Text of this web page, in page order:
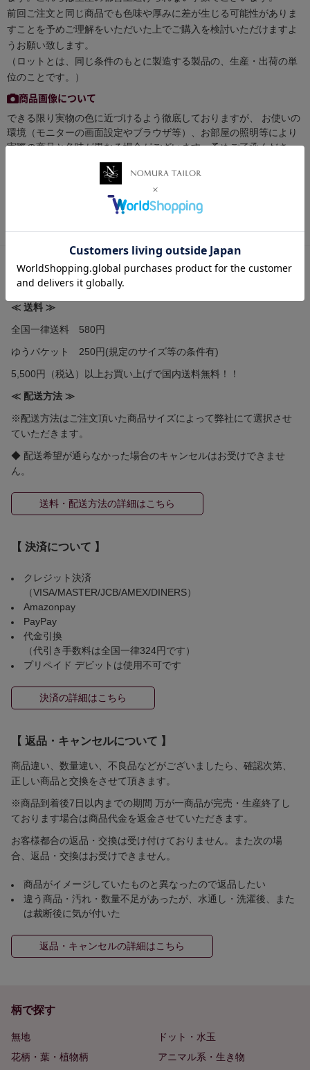
前回ご注文と同じ商品でも色味や厚みに差が生じる可能性がありま
すことを予めご理解をいただいた上でご購入を検討いただけますよ
うお願い致します。
（ロットとは、同じ条件のもとに製造する製品の、生産・出荷の単
位のことです。）
商品画像について
できる限り実物の色に近づけるよう徹底しておりますが、 お使いの
環境（モニターの画面設定やブラウザ等）、お部屋の照明等により
実際の商品と色味が異なる場合がございます。予めご了承くださ
お買い物ポイントについて
税抜き50円以下の商品はポイント付与対象外となります。
【 送料・配送方法について 】
≪ 送料 ≫
全国一律送料 580円
ゆうパケット 250円(規定のサイズ等の条件有)
5,500円（税込）以上お買い上げで国内送料無料！！
≪ 配送方法 ≫
※配送方法はご注文頂いた商品サイズによって弊社にて選択させ
ていただきます。
◆ 配送希望が通らなかった場合のキャンセルはお受けできませ
ん。
送料・配送方法の詳細はこちら
【 決済について 】
クレジット決済
（VISA/MASTER/JCB/AMEX/DINERS）
Amazonpay
PayPay
代金引換
（代引き手数料は全国一律324円です）
プリペイド デビットは使用不可です
決済の詳細はこちら
【 返品・キャンセルについて 】
商品違い、数量違い、不良品などがございましたら、確認次第、
正しい商品と交換をさせて頂きます。
※商品到着後7日以内までの期間 万が一商品が完売・生産終了し
ております場合は商品代金を返金させていただきます。
お客様都合の返品・交換は受け付けておりません。また次の場
合、返品・交換はお受けできません。
商品がイメージしていたものと異なったので返品したい
違う商品・汚れ・数量不足があったが、水通し・洗濯後、また
は裁断後に気が付いた
返品・キャンセルの詳細はこちら
柄で探す
無地
ドット・水玉
花柄・葉・植物柄
アニマル系・生き物